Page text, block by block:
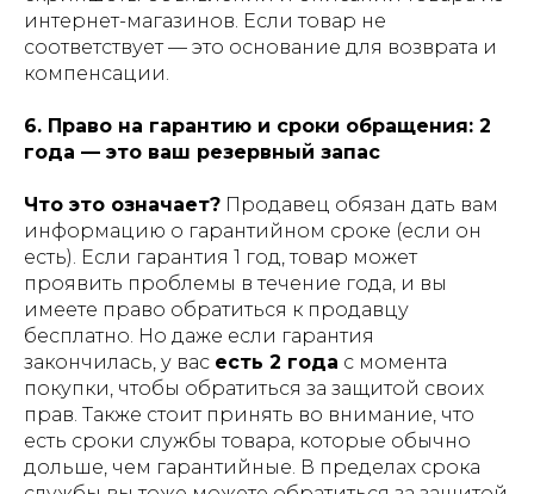
интернет-магазинов. Если товар не
соответствует — это основание для возврата и
компенсации.
6. Право на гарантию и сроки обращения: 2
года — это ваш резервный запас
Что это означает? Продавец обязан дать вам
информацию о гарантийном сроке (если он
есть). Если гарантия 1 год, товар может
проявить проблемы в течение года, и вы
имеете право обратиться к продавцу
бесплатно. Но даже если гарантия
закончилась, у вас есть 2 года с момента
покупки, чтобы обратиться за защитой своих
прав. Также стоит принять во внимание, что
есть сроки службы товара, которые обычно
дольше, чем гарантийные. В пределах срока